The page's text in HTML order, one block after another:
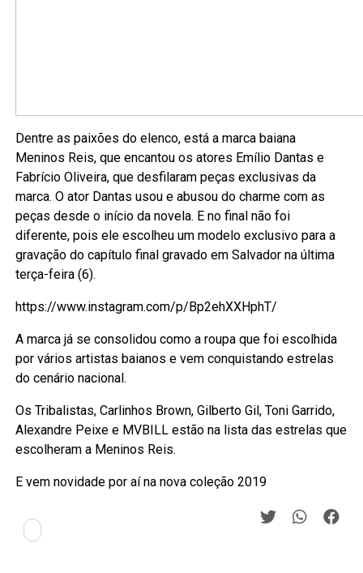
Dentre as paixões do elenco, está a marca baiana
Meninos Reis, que encantou os atores Emílio Dantas e
Fabrício Oliveira, que desfilaram peças exclusivas da
marca. O ator Dantas usou e abusou do charme com as
peças desde o início da novela. E no final não foi
diferente, pois ele escolheu um modelo exclusivo para a
gravação do capítulo final gravado em Salvador na última
terça-feira (6).
https://www.instagram.com/p/Bp2ehXXHphT/
A marca já se consolidou como a roupa que foi escolhida
por vários artistas baianos e vem conquistando estrelas
do cenário nacional.
Os Tribalistas, Carlinhos Brown, Gilberto Gil, Toni Garrido,
Alexandre Peixe e MVBILL estão na lista das estrelas que
escolheram a Meninos Reis.
E vem novidade por aí na nova coleção 2019